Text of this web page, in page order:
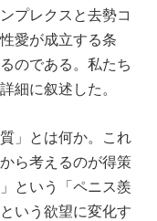
プレクスと去勢コ
愛が成立する条
のである。私たち
細に叙述した。
」とは何か。これ
ら考えるのが得策
という「ペニス羨
いう欲望に変化す